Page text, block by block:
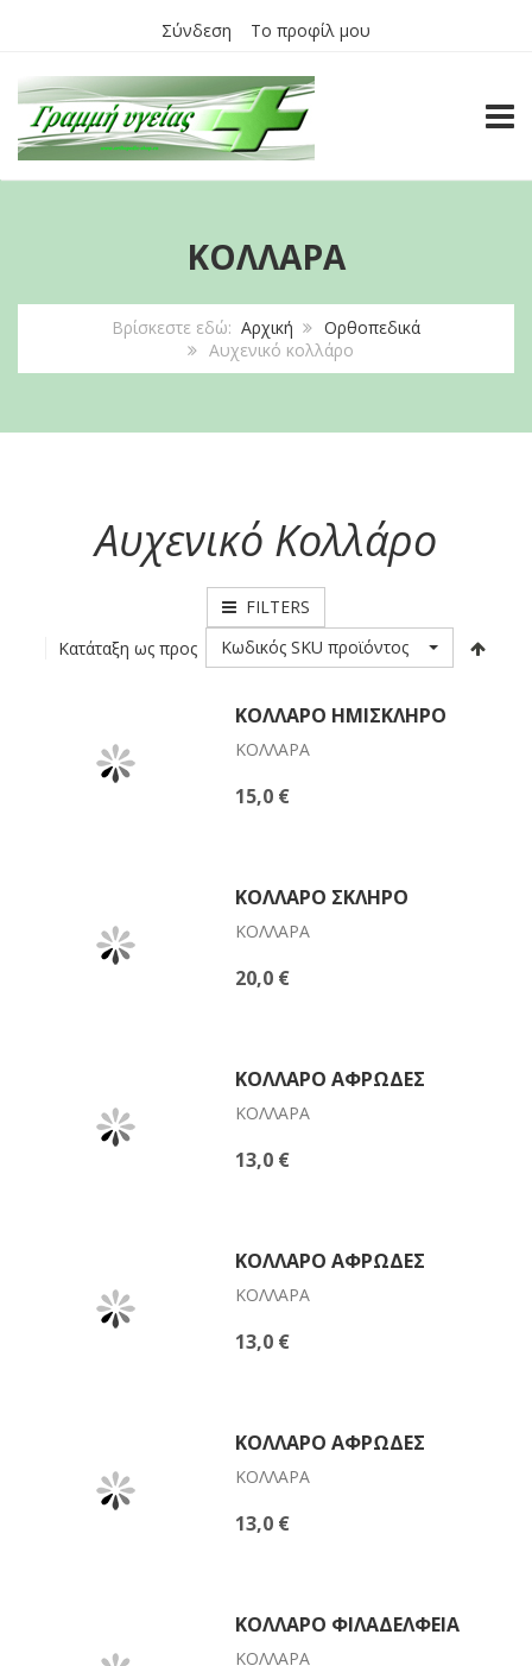
Σύνδεση Το προφίλ μου
ΚΟΛΛΆΡΑ
Βρίσκεστε εδώ: Αρχική
Ορθοπεδικά
Αυχενικό κολλάρο
Αυχενικό Κολλάρο
FILTERS
Κατάταξη ως προς
Κωδικός SKU προϊόντος
ΚΟΛΛΆΡΟ ΗΜΊΣΚΛΗΡΟ
ΚΟΛΛΆΡΑ
15,0 €
ΚΟΛΛΆΡΟ ΣΚΛΗΡΌ
ΚΟΛΛΆΡΑ
20,0 €
ΚΟΛΛΆΡΟ ΑΦΡΏΔΕΣ
ΚΟΛΛΆΡΑ
13,0 €
ΚΟΛΛΆΡΟ ΑΦΡΏΔΕΣ
ΚΟΛΛΆΡΑ
13,0 €
ΚΟΛΛΆΡΟ ΑΦΡΏΔΕΣ
ΚΟΛΛΆΡΑ
13,0 €
ΚΟΛΛΆΡΟ ΦΙΛΑΔΈΛΦΕΙΑ
ΚΟΛΛΆΡΑ